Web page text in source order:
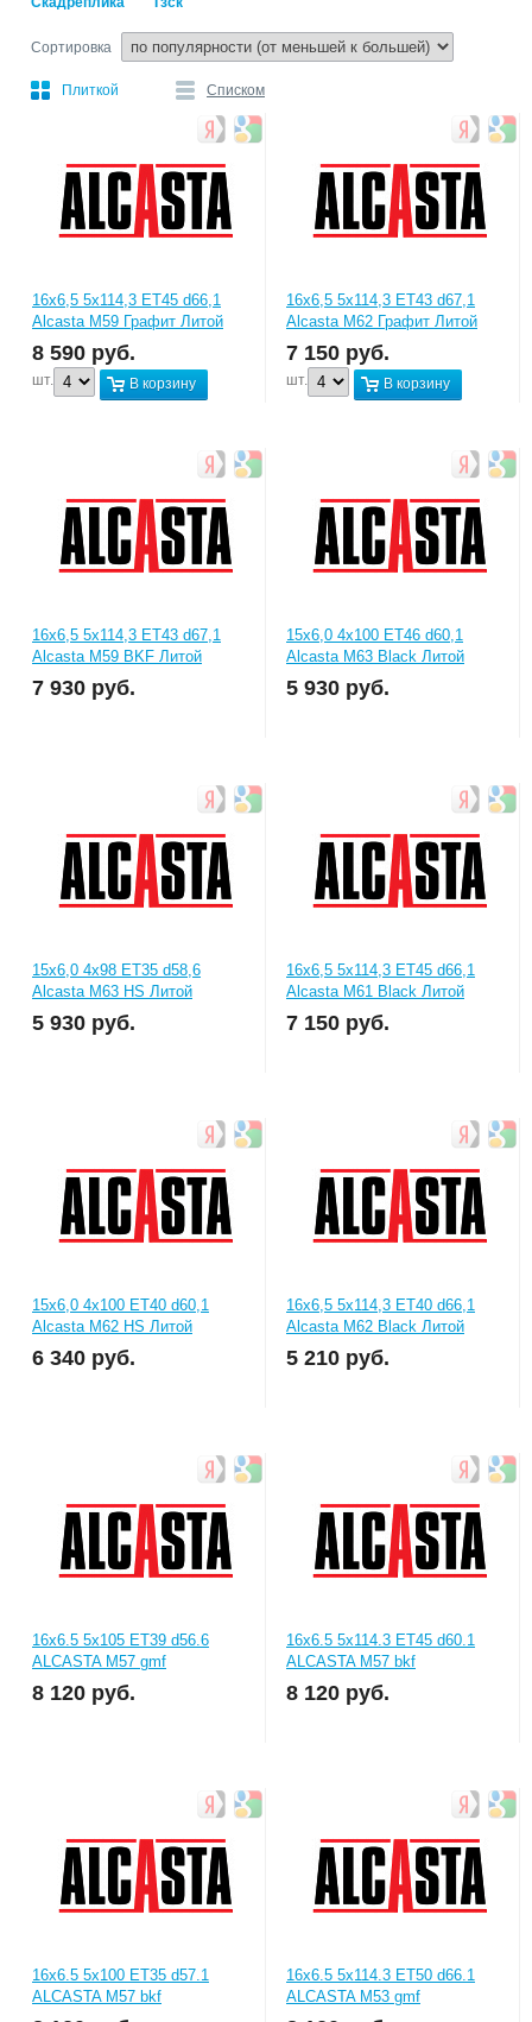
Сортировка
Плиткой Списком
16x6,5 5x114,3 ET45 d66,1
Alcasta М59 Графит Литой
8 590 руб.
шт. В корзину
16x6,5 5x114,3 ET43 d67,1
Alcasta M62 Графит Литой
7 150 руб.
шт. В корзину
16x6,5 5x114,3 ET43 d67,1
Alcasta М59 BKF Литой
7 930 руб.
15x6,0 4x100 ET46 d60,1
Alcasta М63 Black Литой
5 930 руб.
15x6,0 4x98 ET35 d58,6
Alcasta M63 HS Литой
5 930 руб.
16x6,5 5x114,3 ET45 d66,1
Alcasta М61 Black Литой
7 150 руб.
15x6,0 4x100 ET40 d60,1
Alcasta M62 HS Литой
6 340 руб.
16x6,5 5x114,3 ET40 d66,1
Alcasta M62 Black Литой
5 210 руб.
16x6.5 5x105 ET39 d56.6
ALCASTA M57 gmf
8 120 руб.
16x6.5 5x114.3 ET45 d60.1
ALCASTA M57 bkf
8 120 руб.
16x6.5 5x100 ET35 d57.1
ALCASTA M57 bkf
16x6.5 5x114.3 ET50 d66.1
ALCASTA M53 gmf